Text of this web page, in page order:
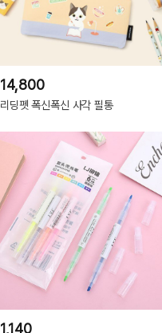
14,800
리딩펫 폭신폭신 사각 필통
1,140